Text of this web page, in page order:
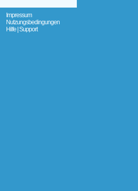
Impressum
Nutzungsbedingungen
Hilfe | Support